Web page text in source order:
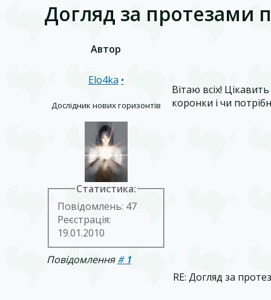
Догляд за протезами
Автор
Elo4ka •
Дослідник нових горизонтів
Статистика:
Повідомлень: 47
Реєстрація:
19.01.2010
Вітаю всіх!
коронки і чи
Повідомлення# 1
RE: Догляд за